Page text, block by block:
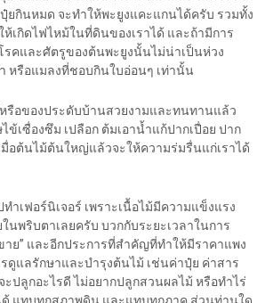
กินหมด จะทำให้พะยูงแคะแกนได้ครับ รวมทั้ง
ห้เกิดไฟไหม้ในที่ดินของเราได้ และถ้ามีการ
รคและศัตรูของต้นพะยูงนั้นไม่น่าเป็นห่วง
หรือแมลงที่ชอบกินใบอ่อนๆ เท่านั้น
รือของประดับบ้านสวยงามและทนทานแล้ว
เซื่องซึม เปลือก ต้มเอาน้ำแก้ปากเปื่อย ปาก
อต้นไม้ต้นใหญ่แล้วจะให้ความร่มรื่นแก่เราได้
เฟอร์นิเจอร์ เพราะเนื้อไม้มีความแข็งแรง
นพริบตาเลยครับ บวกกับระยะเวลาในการ
ย” และอีกประการที่สำคัญที่ทำให้มีราคาแพง
ดูแลรักษาและบำรุงต้นไม้ เช่นค่าปุ๋ย ค่าสาร
ปลูกอะไรดี ไม่อยากปลูกสวนผลไม้ หรือทำไร่